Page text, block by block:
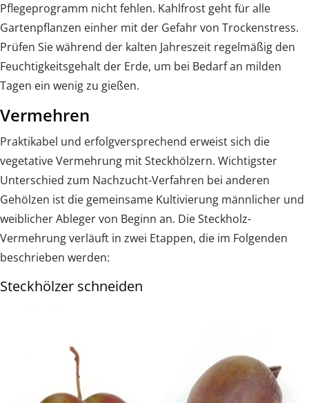
Pflegeprogramm nicht fehlen. Kahlfrost geht für alle
Gartenpflanzen einher mit der Gefahr von Trockenstress.
Prüfen Sie während der kalten Jahreszeit regelmäßig den
Feuchtigkeitsgehalt der Erde, um bei Bedarf an milden
Tagen ein wenig zu gießen.
Vermehren
Praktikabel und erfolgversprechend erweist sich die
vegetative Vermehrung mit Steckhölzern. Wichtigster
Unterschied zum Nachzucht-Verfahren bei anderen
Gehölzen ist die gemeinsame Kultivierung männlicher und
weiblicher Ableger von Beginn an. Die Steckholz-
Vermehrung verläuft in zwei Etappen, die im Folgenden
beschrieben werden:
Steckhölzer schneiden